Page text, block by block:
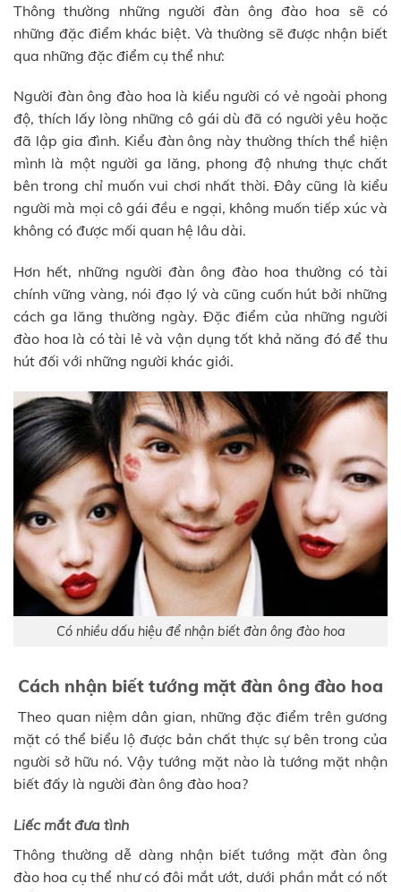
Thông thường những người đàn ông đào hoa sẽ có
những đặc điểm khác biệt. Và thường sẽ được nhận biết
qua những đặc điểm cụ thể như:
Người đàn ông đào hoa là kiểu người có vẻ ngoài phong
độ, thích lấy lòng những cô gái dù đã có người yêu hoặc
đã lập gia đình. Kiểu đàn ông này thường thích thể hiện
mình là một người ga lăng, phong độ nhưng thực chất
bên trong chỉ muốn vui chơi nhất thời. Đây cũng là kiểu
người mà mọi cô gái đều e ngại, không muốn tiếp xúc và
không có được mối quan hệ lâu dài.
Hơn hết, những người đàn ông đào hoa thường có tài
chính vững vàng, nói đạo lý và cũng cuốn hút bởi những
cách ga lăng thường ngày. Đặc điểm của những người
đào hoa là có tài lẻ và vận dụng tốt khả năng đó để thu
hút đối với những người khác giới.
Có nhiều dấu hiệu để nhận biết đàn ông đào hoa
Cách nhận biết tướng mặt đàn ông đào hoa
Theo quan niệm dân gian, những đặc điểm trên gương
mặt có thể biểu lộ được bản chất thực sự bên trong của
người sở hữu nó. Vậy tướng mặt nào là tướng mặt nhận
biết đấy là người đàn ông đào hoa?
Liếc mắt đưa tình
Thông thường dễ dàng nhận biết tướng mặt đàn ông
đào hoa cụ thể như có đôi mắt ướt, dưới phần mắt có nốt